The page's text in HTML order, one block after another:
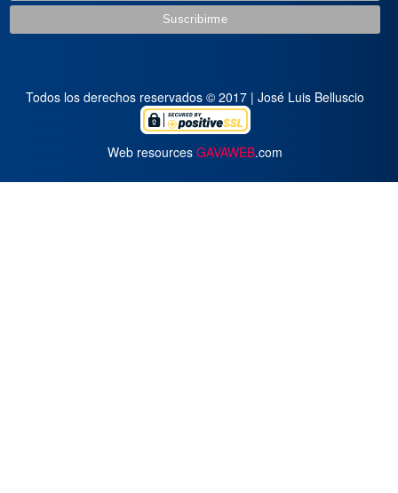
Todos los derechos reservados © 2017 | José Luis Belluscio
Web resources GAVAWEB.com